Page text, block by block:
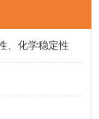
、化学稳定性